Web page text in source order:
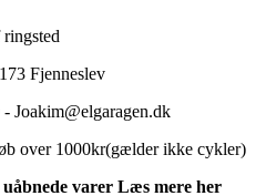
Fjenneslev
Joakim@elgaragen.dk
over 1000kr(gælder ikke cykler)
varer Læs mere her